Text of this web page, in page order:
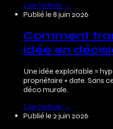
Lire l’article →
Publié le 8 juin 2026
Comment
idée en
Une idée exploitable =
propriétaire + date. Sans
déco murale.
Lire l’article →
Publié le 2 juin 2026